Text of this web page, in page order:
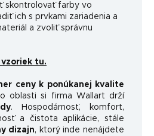
skontrolovať farby vo
ich s prvkami zariadenia a
a zvoliť správnu
tu.
ceny k ponúkanej kvalite
oblasti si firma Wallart drží
. Hospodárnosť, komfort,
a čistota aplikácie, stále
dizajn, ktorý inde nenájdete